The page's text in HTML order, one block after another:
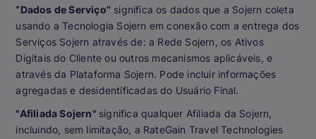
“Dados de Serviço” significa os dados que a Sojern coleta
usando a Tecnologia Sojern em conexão com a entrega dos
Serviços Sojern através de: a Rede Sojern, os Ativos
Digitais do Cliente ou outros mecanismos aplicáveis, e
através da Plataforma Sojern. Pode incluir informações
agregadas e desidentificadas do Usuário Final.
"Afiliada Sojern" significa qualquer Afiliada da Sojern,
incluindo, sem limitação, a RateGain Travel Technologies